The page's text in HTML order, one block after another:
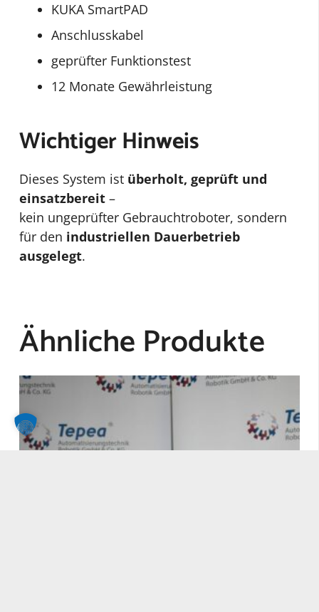
KUKA SmartPAD
Anschlusskabel
geprüfter Funktionstest
12 Monate Gewährleistung
Wichtiger Hinweis
Dieses System ist überholt, geprüft und
einsatzbereit –
kein ungeprüfter Gebrauchtroboter, sondern
für den industriellen Dauerbetrieb
ausgelegt.
Ähnliche Produkte